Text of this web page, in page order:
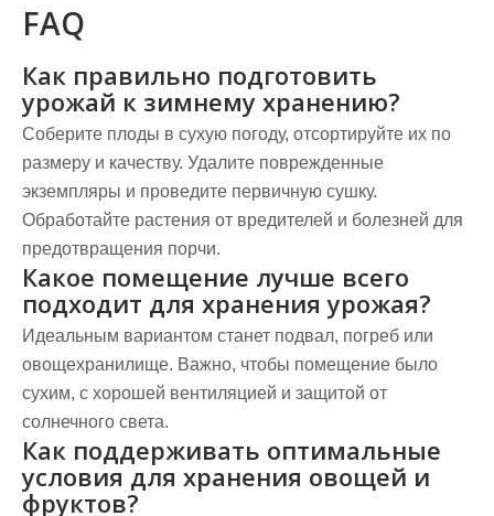
FAQ
Как правильно подготовить
урожай к зимнему хранению?
Соберите плоды в сухую погоду, отсортируйте их по
размеру и качеству. Удалите поврежденные
экземпляры и проведите первичную сушку.
Обработайте растения от вредителей и болезней для
предотвращения порчи.
Какое помещение лучше всего
подходит для хранения урожая?
Идеальным вариантом станет подвал, погреб или
овощехранилище. Важно, чтобы помещение было
сухим, с хорошей вентиляцией и защитой от
солнечного света.
Как поддерживать оптимальные
условия для хранения овощей и
фруктов?